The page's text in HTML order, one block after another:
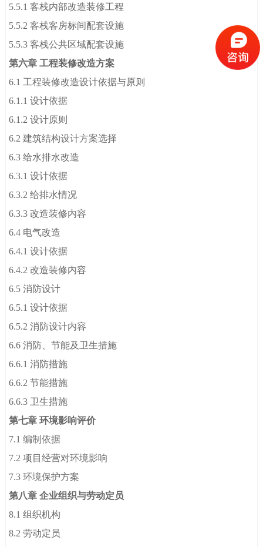
5.5.1 客栈内部改造装修工程
5.5.2 客栈客房标间配套设施
5.5.3 客栈公共区域配套设施
第六章 工程装修改造方案
6.1 工程装修改造设计依据与原则
6.1.1 设计依据
6.1.2 设计原则
6.2 建筑结构设计方案选择
6.3 给水排水改造
6.3.1 设计依据
6.3.2 给排水情况
6.3.3 改造装修内容
6.4 电气改造
6.4.1 设计依据
6.4.2 改造装修内容
6.5 消防设计
6.5.1 设计依据
6.5.2 消防设计内容
6.6 消防、节能及卫生措施
6.6.1 消防措施
6.6.2 节能措施
6.6.3 卫生措施
第七章 环境影响评价
7.1 编制依据
7.2 项目经营对环境影响
7.3 环境保护方案
第八章 企业组织与劳动定员
8.1 组织机构
8.2 劳动定员